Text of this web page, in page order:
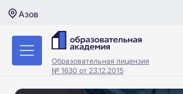
Азов
Образовательная лицензия
№ 1630 от 23.12.2015